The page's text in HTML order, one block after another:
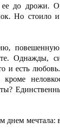
до дрожи.
Но стоило
Однажды,
и есть
мечтала: